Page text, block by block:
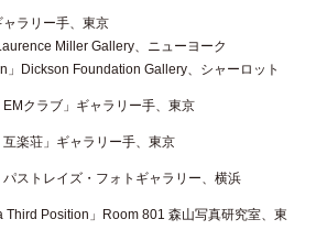
ャラリー手、東京
Miller Gallery、ニューヨーク
」Dickson Foundation Gallery、シャーロット
EMクラブ」ギャラリー手、東京
互楽荘」ギャラリー手、東京
パストレイズ・フォトギャラリー、横浜
Third Position」Room 801 森山写真研究室、東